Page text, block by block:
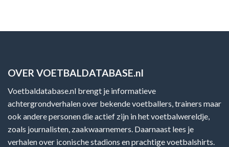
OVER VOETBALDATABASE.nl
Voetbaldatabase.nl brengt je informatieve
achtergrondverhalen over bekende voetballers, trainers maar
ook andere personen die actief zijn in het voetbalwereldje,
zoals journalisten, zaakwaarnemers. Daarnaast lees je
verhalen over iconische stadions en prachtige voetbalshirts.